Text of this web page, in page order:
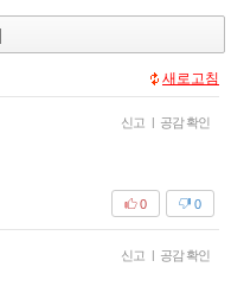
새로고침
신고 | 공감 확인
0
0
신고 | 공감 확인